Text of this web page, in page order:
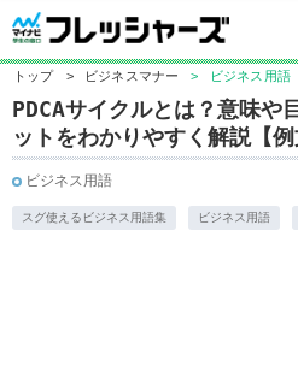
トップ > ビジネスマナー > ビジネス用語
PDCAサイクルとは？意味や
ットをわかりやすく解説【例
ビジネス用語
スグ使えるビジネス用語集 ビジネス用語